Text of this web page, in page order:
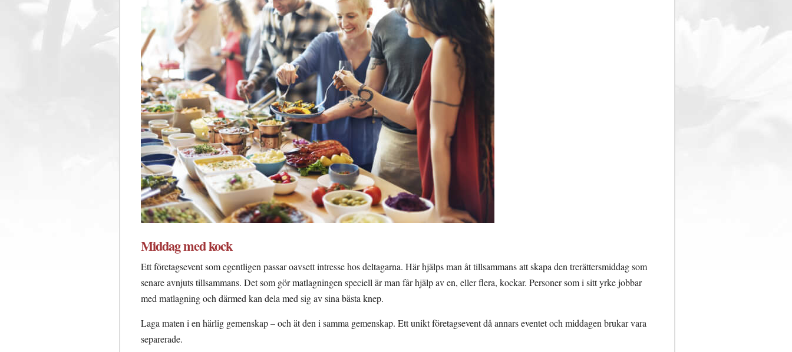
Middag med kock
Ett företagsevent som egentligen passar oavsett intresse hos deltagarna. Här hjälps man åt tillsammans att skapa den trerättersmiddag som
senare avnjuts tillsammans. Det som gör matlagningen speciell är man får hjälp av en, eller flera, kockar. Personer som i sitt yrke jobbar
med matlagning och därmed kan dela med sig av sina bästa knep.
Laga maten i en härlig gemenskap – och ät den i samma gemenskap. Ett unikt företagsevent då annars eventet och middagen brukar vara
separerade.